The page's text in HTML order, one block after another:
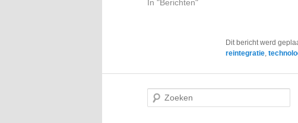
In "Berichten"
Dit bericht werd
reintegratie,
e